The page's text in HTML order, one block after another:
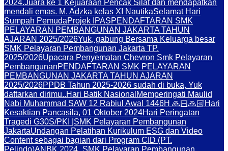
2024.Juara ke 1 Kejuaraan Pencak Silat dan mendapatkan
mendali emas. M. Adzka kelas XI NautikaSelamat Hari
Sumpah PemudaProjek IPASPENDAFTARAN SMK
PELAYARAN PEMBANGUNAN JAKARTA TAHUN
AJARAN 2025/2026Yuk, gabung Bersama Keluarga besar
SMK Pelayaran Pembangunan Jakarta TP.
2025/2026Upacara Penyematan Chevron Smk Pelayaran
PembangunanPENDAFTARAN SMK PELAYARAN
PEMBANGUNAN JAKARTA TAHUN AJARAN
2025/2026PPDB Tahun 2025-2026 sudah di buka, Yuk
daftarkan dirimu..Hari Batik Nasional Memperingati Maulid
Nabi Muhammad SAW 12 Rabiul Awal 1446H 🙏🏻🙏🏻 Hari
Kesaktian Pancasila, 01 Oktober 2024Hari Peringatan
Tragedi G30S/PKI |SMK Pelayaran Pembangunan
JakartaUndangan Pelatihan Kurikulum ESG dan Video
Content sebagai bagian dari Program CID (PT.
Pelindo)ANBK 2024_SMK Pelayaran Pembangunan